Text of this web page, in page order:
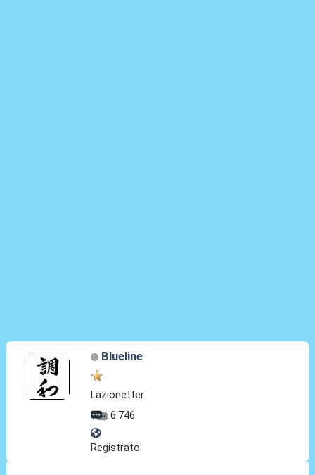
Blueline
Lazionetter
6.746
Registrato